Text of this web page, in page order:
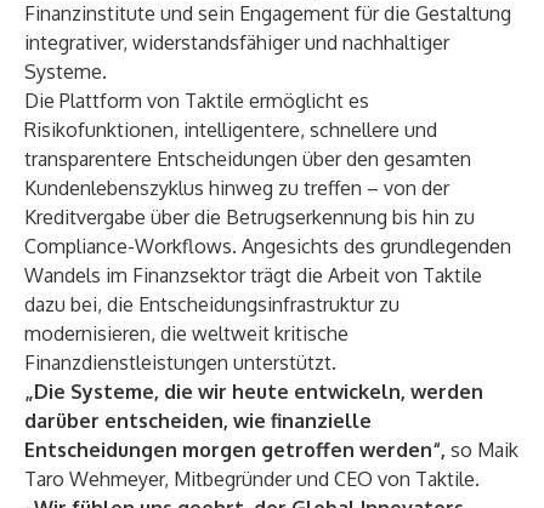
Finanzinstitute und sein Engagement für die Gestaltung
integrativer, widerstandsfähiger und nachhaltiger
Systeme.
Die Plattform von Taktile ermöglicht es
Risikofunktionen, intelligentere, schnellere und
transparentere Entscheidungen über den gesamten
Kundenlebenszyklus hinweg zu treffen – von der
Kreditvergabe über die Betrugserkennung bis hin zu
Compliance-Workflows. Angesichts des grundlegenden
Wandels im Finanzsektor trägt die Arbeit von Taktile
dazu bei, die Entscheidungsinfrastruktur zu
modernisieren, die weltweit kritische
Finanzdienstleistungen unterstützt.
„Die Systeme, die wir heute entwickeln, werden
darüber entscheiden, wie finanzielle
Entscheidungen morgen getroffen werden“, so Maik
Taro Wehmeyer, Mitbegründer und CEO von Taktile.